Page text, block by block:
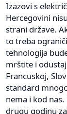
Izazovi s
Hercegovini
strani države.
to treba
tehnologija
mrštite i
Francuskoj,
standard
nema i kod
drugu godinu